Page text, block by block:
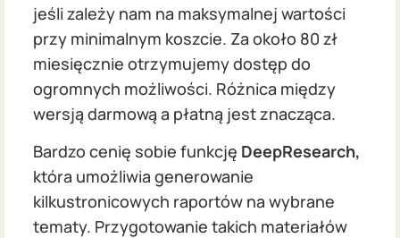
jeśli zależy nam na maksymalnej wartości
przy minimalnym koszcie. Za około 80 zł
miesięcznie otrzymujemy dostęp do
ogromnych możliwości. Różnica między
wersją darmową a płatną jest znacząca.
Bardzo cenię sobie funkcję DeepResearch,
która umożliwia generowanie
kilkustronicowych raportów na wybrane
tematy. Przygotowanie takich materiałów